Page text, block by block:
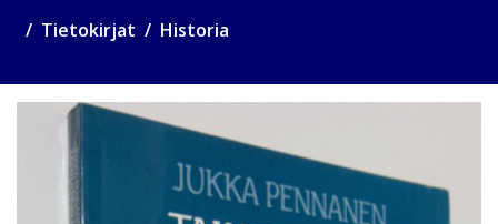
Tietokirjat Historia